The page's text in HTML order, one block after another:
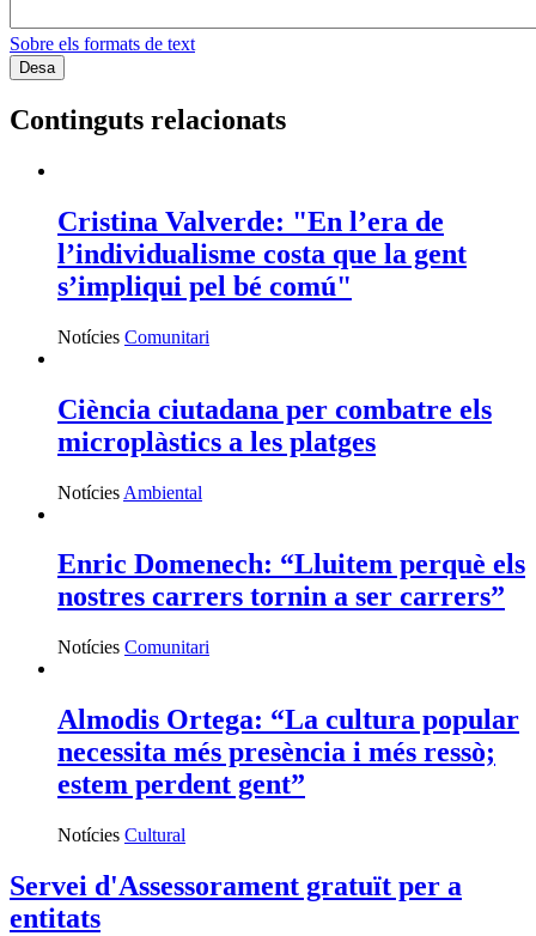
Sobre els formats de text
Continguts relacionats
Cristina Valverde: "En l’era de
l’individualisme costa que la gent
s’impliqui pel bé comú"
Notícies Comunitari
Ciència ciutadana per combatre els
microplàstics a les platges
Notícies Ambiental
Enric Domenech: “Lluitem perquè els
nostres carrers tornin a ser carrers”
Notícies Comunitari
Almodis Ortega: “La cultura popular
necessita més presència i més ressò;
estem perdent gent”
Notícies Cultural
Servei d'Assessorament gratuït per a
entitats